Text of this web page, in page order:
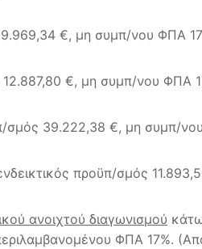
9.969,34 €, μη συμπ/νου ΦΠΑ
€, μη συμπ/νου ΦΠΑ
σμός 39.222,38 €, μη συμπ/
προϋπ/σμός
ανοιχτού διαγωνισμού
ΦΠΑ 17%.